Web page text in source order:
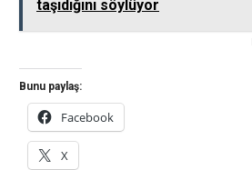
taşıdığını söylüyor
Bunu paylaş:
Facebook
X